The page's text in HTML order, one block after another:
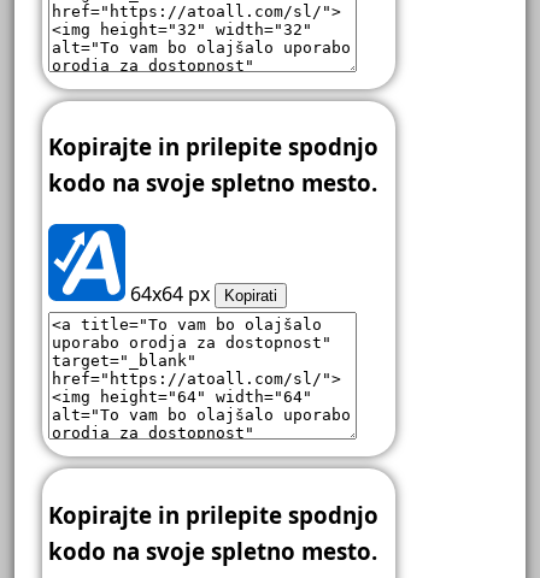
Kopirajte in prilepite spodnjo
kodo na svoje spletno mesto.
64x64 px Kopirati
Kopirajte in prilepite spodnjo
kodo na svoje spletno mesto.